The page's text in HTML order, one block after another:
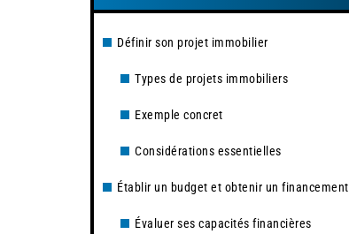
Définir son projet immobilier
Types de projets immobiliers
Exemple concret
Considérations essentielles
Établir un budget et obtenir un financement
Évaluer ses capacités financières